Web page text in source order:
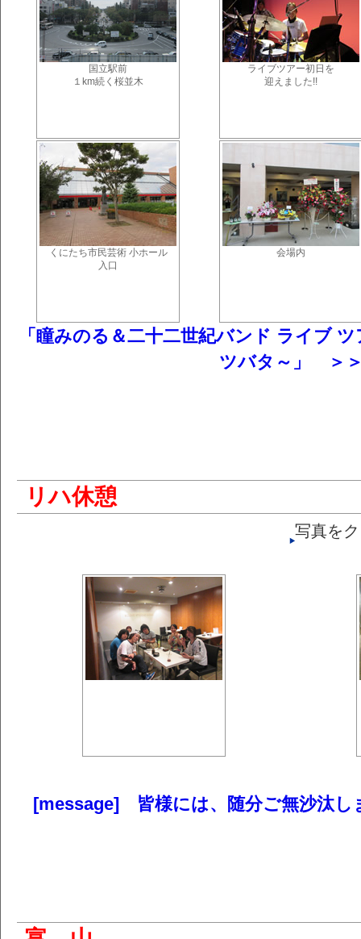
国立駅前
１km続く桜並木
ライブツアー初日を
迎えました!!
くにたち市民芸術 小ホール
入口
会場内
「瞳みのる＆二十二世紀バンド ライブ
ツバタ～」 ＞
リハ休憩
写真を
[message] 皆様には、随分ご無沙汰し